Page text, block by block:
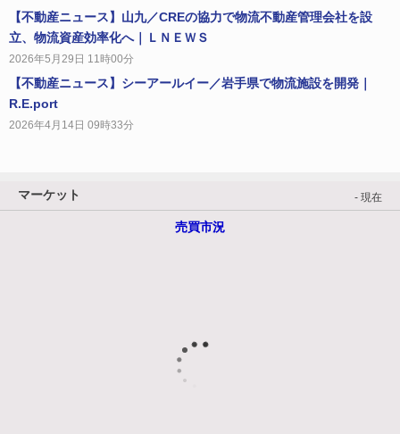
【不動産ニュース】山九／CREの協力で物流不動産管理会社を設
立、物流資産効率化へ｜ＬＮＥＷＳ
2026年5月29日 11時00分
【不動産ニュース】シーアールイー／岩手県で物流施設を開発｜
R.E.port
2026年4月14日 09時33分
マーケット - 現在
売買市況